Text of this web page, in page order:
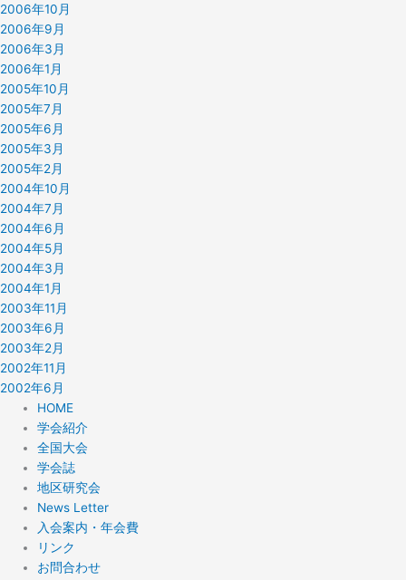
2006年10月
2006年9月
2006年3月
2006年1月
2005年10月
2005年7月
2005年6月
2005年3月
2005年2月
2004年10月
2004年7月
2004年6月
2004年5月
2004年3月
2004年1月
2003年11月
2003年6月
2003年2月
2002年11月
2002年6月
HOME
学会紹介
全国大会
学会誌
地区研究会
News Letter
入会案内・年会費
リンク
お問合わせ